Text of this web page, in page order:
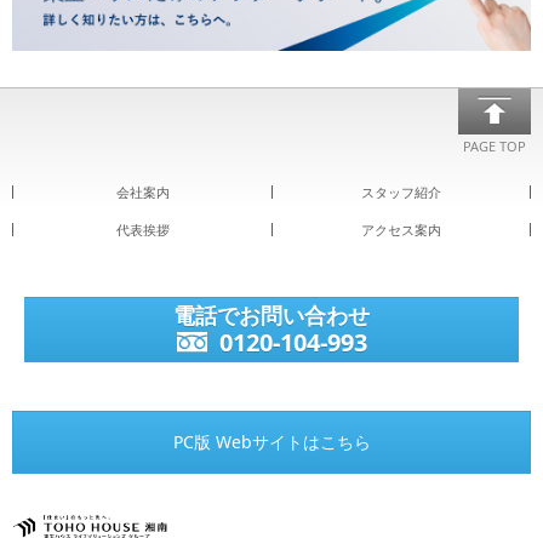
PAGE TOP
会社案内 スタッフ紹介
代表挨拶 アクセス案内
電話でお問い合わせ
0120-104-993
PC版 Webサイトはこちら